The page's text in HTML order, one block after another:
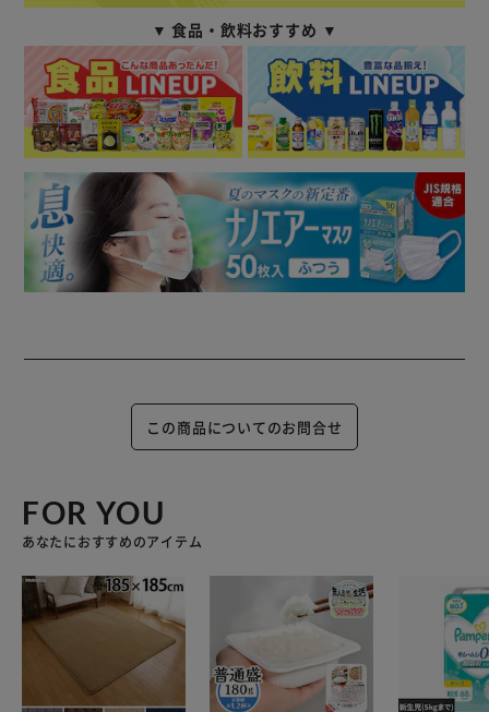
▼ 食品・飲料おすすめ ▼
この商品についてのお問合せ
FOR YOU
あなたにおすすめのアイテム